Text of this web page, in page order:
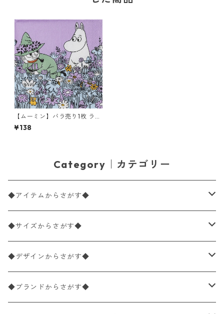
【ムーミン】バラ売り1枚 ラン
チサイズ ペーパーナプキン Fr
iends Forever パープルxオレ
¥138
Category｜カテゴリー
◆アイテムからさがす◆
ペーパーナプキン2枚バラ売り
ペーパーナプキン1枚バラ売り
ペーパーナプキン20枚入りパック
◆サイズからさがす◆
33×33cm（ランチサイズ）
バラ売り
25×25cm（カクテルサイズ）
◆デザインからさがす◆
花柄
◆ブランドからさがす◆